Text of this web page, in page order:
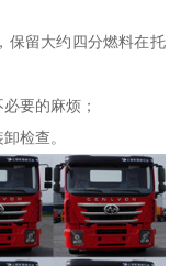
保留大约四分燃料在托
要的麻烦；
检查。